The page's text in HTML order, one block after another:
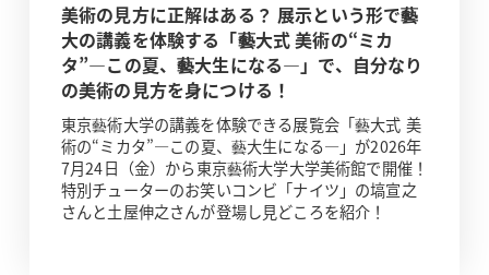
美術の見方に正解はある？ 展示という形で藝
大の講義を体験する「藝大式 美術の“ミカ
タ”―この夏、藝大生になる―」で、自分なり
の美術の見方を身につける！
東京藝術大学の講義を体験できる展覧会「藝大式 美
術の“ミカタ”―この夏、藝大生になる―」が2026年
7月24日（金）から東京藝術大学大学美術館で開催！
特別チューターのお笑いコンビ「ナイツ」の塙宣之
さんと土屋伸之さんが登場し見どころを紹介！